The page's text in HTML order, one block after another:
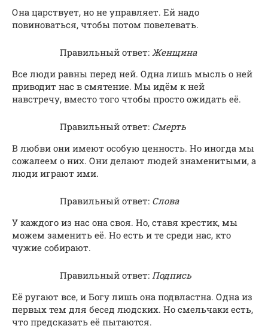
Она царствует, но не управляет. Ей надо
повиноваться, чтобы потом повелевать.
Правильный ответ: Женщина
Все люди равны перед ней. Одна лишь мысль о ней
приводит нас в смятение. Мы идём к ней
навстречу, вместо того чтобы просто ожидать её.
Правильный ответ: Смерть
В любви они имеют особую ценность. Но иногда мы
сожалеем о них. Они делают людей знаменитыми, а
люди играют ими.
Правильный ответ: Слова
У каждого из нас она своя. Но, ставя крестик, мы
можем заменить её. Но есть и те среди нас, кто
чужие собирают.
Правильный ответ: Подпись
Её ругают все, и Богу лишь она подвластна. Одна из
первых тем для бесед людских. Но смельчаки есть,
что предсказать её пытаются.